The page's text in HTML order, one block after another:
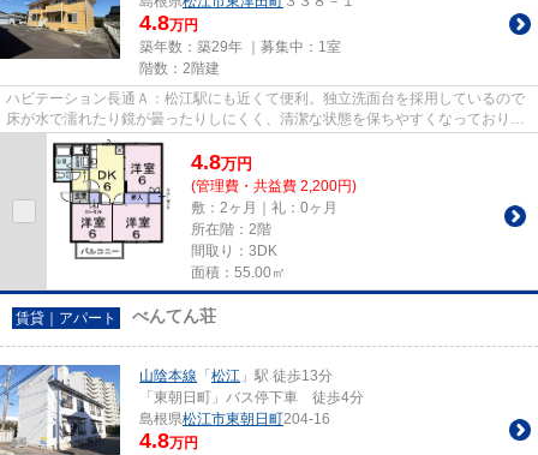
4.8万円
築年数：築29年 ｜募集中： 1室
階数：2階建
ハビテーション長通Ａ：松江駅にも近くて便利。独立洗面台を採用しているので
床が水で濡れたり鏡が曇ったりしにくく、清潔な状態を保ちやすくなっておりま
す。新しい生活にお勧めなの...
4.8万円
(管理費・共益費 2,200円)
敷：2ヶ月｜礼：0ヶ月
所在階：2階
間取り：3DK
面積：55.00㎡
賃貸｜アパート べんてん荘
山陰本線 「 松江 」駅 徒歩13分
「東朝日町」バス停下車 徒歩4分
島根県松江市東朝日町204-16
4.8万円